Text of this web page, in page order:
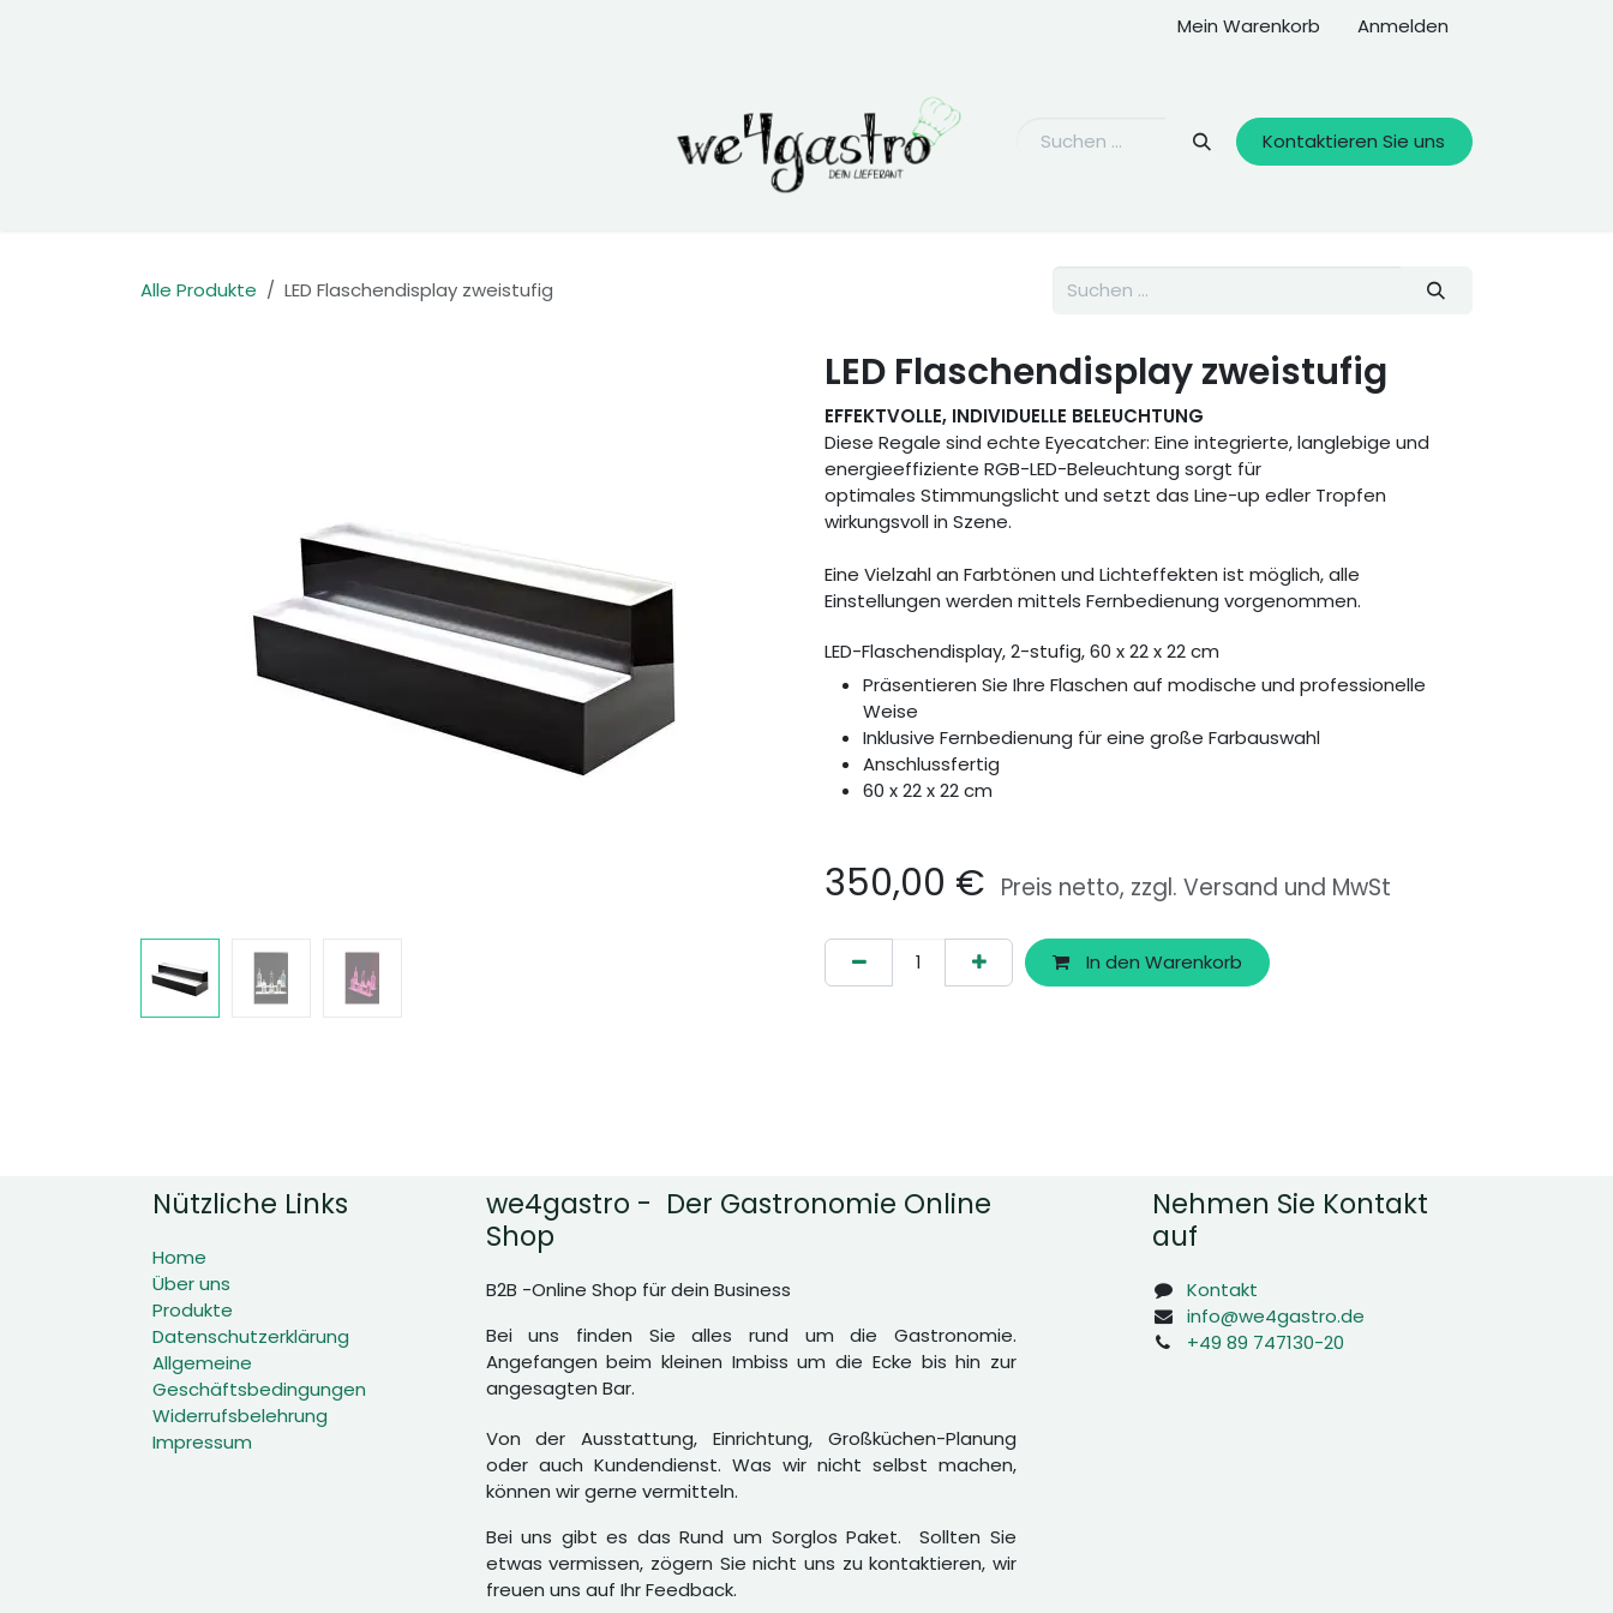
Mein Warenkorb Anmelden
Kontaktieren Sie uns
Alle Produkte LED Flaschendisplay zweistufig
LED Flaschendisplay zweistufig
EFFEKTVOLLE, INDIVIDUELLE BELEUCHTUNG
Diese Regale sind echte Eyecatcher: Eine integrierte, langlebige und
energieeffiziente RGB-LED-Beleuchtung sorgt für
optimales Stimmungslicht und setzt das Line-up edler Tropfen
wirkungsvoll in Szene.
Eine Vielzahl an Farbtönen und Lichteffekten ist möglich, alle
Einstellungen werden mittels Fernbedienung vorgenommen.
LED-Flaschendisplay, 2-stufig, 60 x 22 x 22 cm
Präsentieren Sie Ihre Flaschen auf modische und professionelle
Weise
Inklusive Fernbedienung für eine große Farbauswahl
Anschlussfertig
60 x 22 x 22 cm
350,00 € Preis netto, zzgl. Versand und MwSt
In den Warenkorb
Nützliche Links
Home
Über uns
Produkte
Datenschutzerklärung
Allgemeine
Geschäftsbedingungen
Widerrufsbelehrung
Impressum
we4gastro - Der Gastronomie Online
Shop
B2B -Online Shop für dein Business
Bei uns finden Sie alles rund um die Gastronomie.
Angefangen beim kleinen Imbiss um die Ecke bis hin zur
angesagten Bar.
Von der Ausstattung, Einrichtung, Großküchen-Planung
oder auch Kundendienst. Was wir nicht selbst machen,
können wir gerne vermitteln.
Bei uns gibt es das Rund um Sorglos Paket. Sollten Sie
etwas vermissen, zögern Sie nicht uns zu kontaktieren, wir
freuen uns auf Ihr Feedback.
Nehmen Sie Kontakt
auf
Kontakt
info@we4gastro.de
+49 89 747130-20